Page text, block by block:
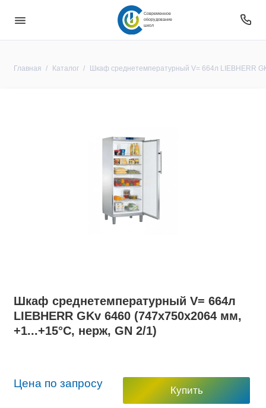
Современное
оборудование
школ
Главная Каталог Шкаф среднетемпературный V= 664л LIEBHERR
Шкаф среднетемпературный V= 664л
LIEBHERR GKv 6460 (747х750х2064 мм,
+1...+15°C, нерж, GN 2/1)
Цена по запросу
Купить